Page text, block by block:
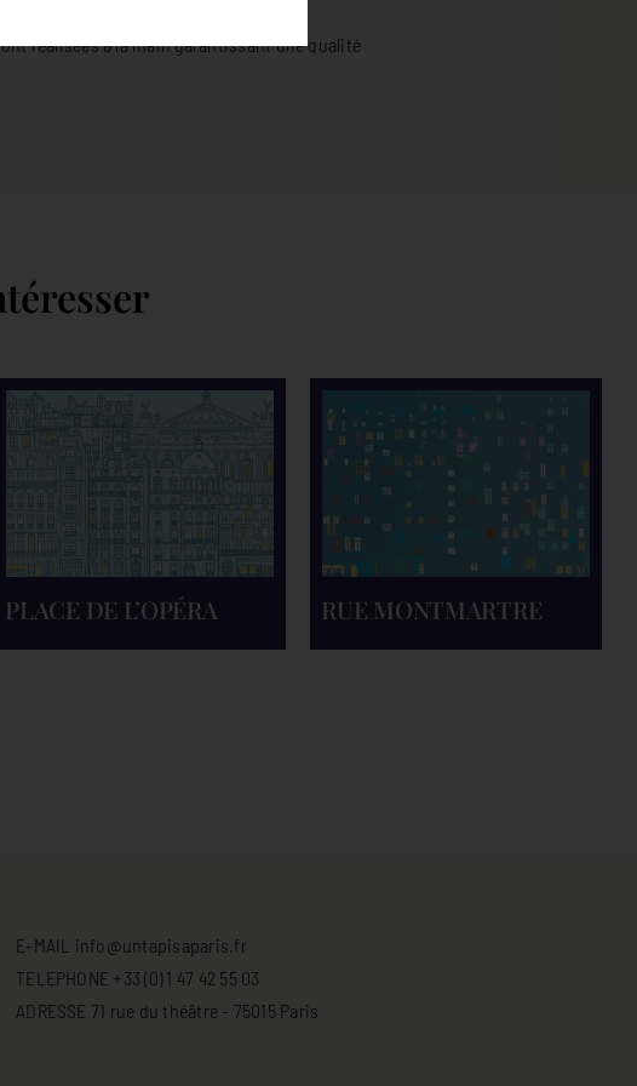
réalisées à la main garantissant une qualité
PLACE DE L’OPÉRA RUE MONTMARTRE
E-MAIL info@untapisaparis.fr
TELEPHONE +33 (0) 1 47 42 55 03
ADRESSE 71 rue du théâtre - 75015 Paris